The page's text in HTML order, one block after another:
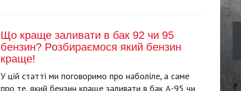
Що краще заливати в бак 92 чи 95
бензин? Розбираємося який бензин
краще!
У цій статті ми поговоримо про наболіле, а саме
про те, який бензин краще заливати в бак А-95 чи